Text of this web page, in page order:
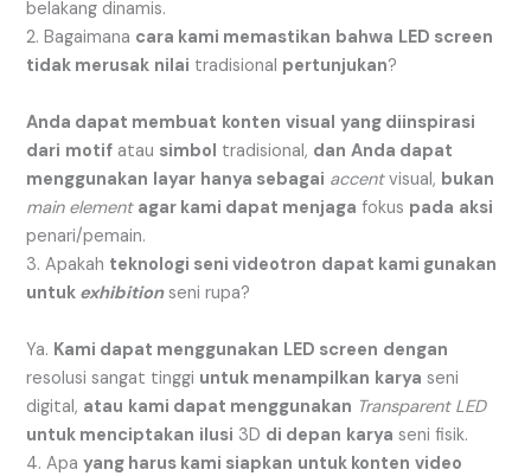
belakang dinamis.
2. Bagaimana cara kami memastikan bahwa LED screen
tidak merusak nilai tradisional pertunjukan?
Anda dapat membuat konten visual yang diinspirasi
dari motif atau simbol tradisional, dan Anda dapat
menggunakan layar hanya sebagai accentvisual, bukan
main element agar kami dapat menjaga fokus pada aksi
penari/pemain.
3. Apakah teknologi seni videotron dapat kami gunakan
untuk exhibitionseni rupa?
Ya. Kami dapat menggunakan LED screen dengan
resolusi sangat tinggi untuk menampilkan karya seni
digital, atau kami dapat menggunakan Transparent LED
untuk menciptakan ilusi 3D di depan karya seni fisik.
4. Apayang harus kami siapkan untuk konten video